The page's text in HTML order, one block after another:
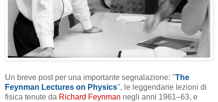
Un breve post per una importante segnalazione: "The
Feynman Lectures on Physics", le leggendarie lezioni di
fisica tenute da Richard Feynman negli anni 1961–63, e